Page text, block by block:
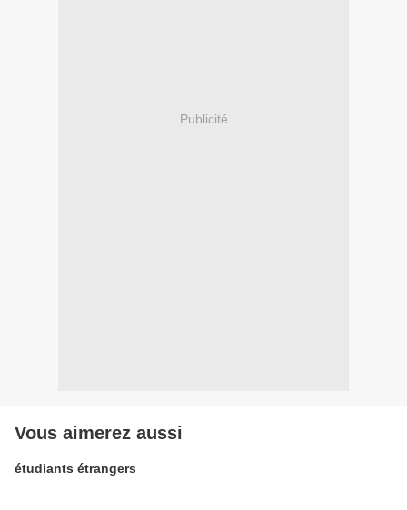
Publicité
Vous aimerez aussi
étudiants étrangers